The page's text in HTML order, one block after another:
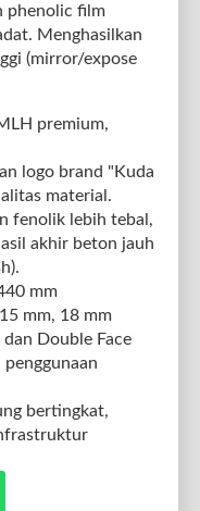
phenolic film
Menghasilkan
(mirror/expose
premium,
logo brand "Kuda
material.
fenolik lebih tebal,
akhir beton jauh
mm
mm, 18 mm
dan Double Face
penggunaan
bertingkat,